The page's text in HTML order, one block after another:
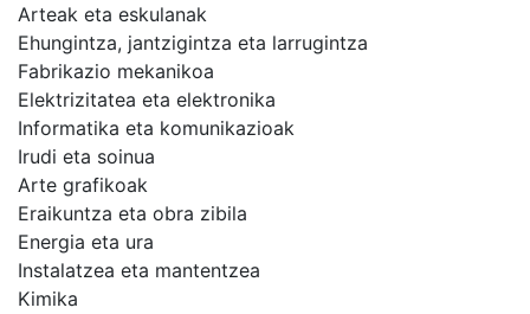
Arteak eta eskulanak
Ehungintza, jantzigintza eta larrugintza
Fabrikazio mekanikoa
Elektrizitatea eta elektronika
Informatika eta komunikazioak
Irudi eta soinua
Arte grafikoak
Eraikuntza eta obra zibila
Energia eta ura
Instalatzea eta mantentzea
Kimika